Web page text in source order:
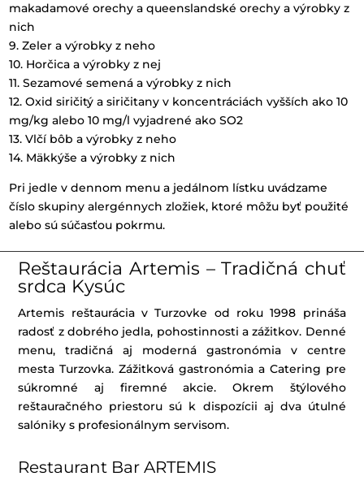
makadamové orechy a queenslandské orechy a výrobky z
nich
9. Zeler a výrobky z neho
10. Horčica a výrobky z nej
11. Sezamové semená a výrobky z nich
12. Oxid siričitý a siričitany v koncentráciách vyšších ako 10
mg/kg alebo 10 mg/l vyjadrené ako SO2
13. Vlčí bôb a výrobky z neho
14. Mäkkýše a výrobky z nich
Pri jedle v dennom menu a jedálnom lístku uvádzame
číslo skupiny alergénnych zložiek, ktoré môžu byť použité
alebo sú súčasťou pokrmu.
Reštaurácia Artemis – Tradičná chuť
srdca Kysúc
Artemis reštaurácia v Turzovke od roku 1998 prináša
radosť z dobrého jedla, pohostinnosti a zážitkov. Denné
menu, tradičná aj moderná gastronómia v centre
mesta Turzovka. Zážitková gastronómia a Catering pre
súkromné aj firemné akcie. Okrem štýlového
reštauračného priestoru sú k dispozícii aj dva útulné
salóniky s profesionálnym servisom.
Restaurant Bar ARTEMIS